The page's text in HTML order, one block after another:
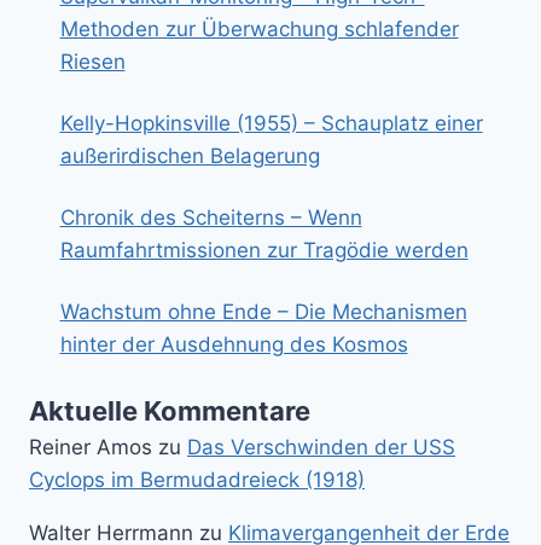
Methoden zur Überwachung schlafender
Riesen
Kelly-Hopkinsville (1955) – Schauplatz einer
außerirdischen Belagerung
Chronik des Scheiterns – Wenn
Raumfahrtmissionen zur Tragödie werden
Wachstum ohne Ende – Die Mechanismen
hinter der Ausdehnung des Kosmos
Aktuelle Kommentare
Reiner Amos zu Das Verschwinden der USS
Cyclops im Bermudadreieck (1918)
Walter Herrmann zu Klimavergangenheit der Erde